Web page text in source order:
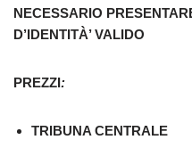
NECESSARIO
D’IDENTITÀ’ VALIDO
PREZZI:
TRIBUNA CENTRALE